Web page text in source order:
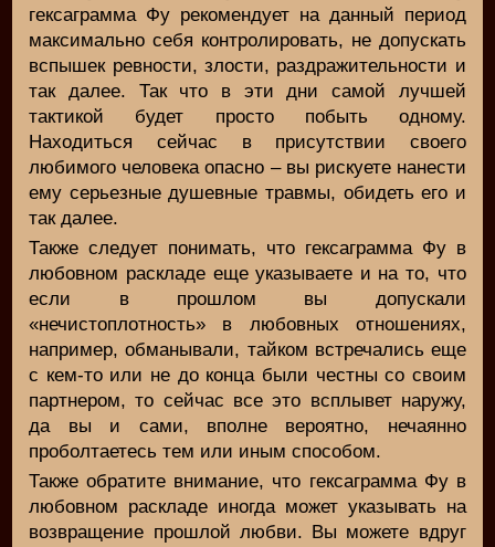
гексаграмма Фу рекомендует на данный период
максимально себя контролировать, не допускать
вспышек ревности, злости, раздражительности и
так далее. Так что в эти дни самой лучшей
тактикой будет просто побыть одному.
Находиться сейчас в присутствии своего
любимого человека опасно – вы рискуете нанести
ему серьезные душевные травмы, обидеть его и
так далее.
Также следует понимать, что гексаграмма Фу в
любовном раскладе еще указываете и на то, что
если в прошлом вы допускали
«нечистоплотность» в любовных отношениях,
например, обманывали, тайком встречались еще
с кем-то или не до конца были честны со своим
партнером, то сейчас все это всплывет наружу,
да вы и сами, вполне вероятно, нечаянно
проболтаетесь тем или иным способом.
Также обратите внимание, что гексаграмма Фу в
любовном раскладе иногда может указывать на
возвращение прошлой любви. Вы можете вдруг